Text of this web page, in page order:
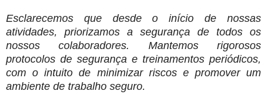
Esclarecemos que desde o início de nossas
atividades, priorizamos a segurança de todos os
nossos colaboradores. Mantemos rigorosos
protocolos de segurança e treinamentos periódicos,
com o intuito de minimizar riscos e promover um
ambiente de trabalho seguro.